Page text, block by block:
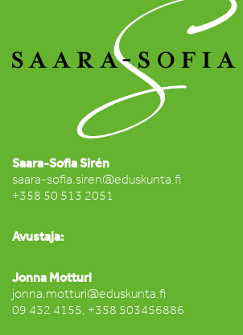
Saara-Sofia Sirén
saara-sofia.siren@eduskunta.fi
+358 50 513 2051
Avustaja:
Jonna Motturi
jonna.motturi@eduskunta.fi
09 432 4155, +358 503456886